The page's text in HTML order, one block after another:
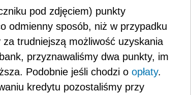
pod zdjęciem) punkty
odmienny sposób, niż w przypadku
trudniejszą możliwość uzyskania
przyznawaliśmy dwa punkty, im
Podobnie jeśli chodzi o opłaty.
kredytu pozostaliśmy przy